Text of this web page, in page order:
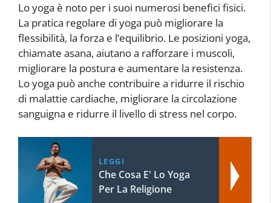
Lo yoga è noto per i suoi numerosi benefici fisici.
La pratica regolare di yoga può migliorare la
flessibilità, la forza e l’equilibrio. Le posizioni yoga,
chiamate asana, aiutano a rafforzare i muscoli,
migliorare la postura e aumentare la resistenza.
Lo yoga può anche contribuire a ridurre il rischio
di malattie cardiache, migliorare la circolazione
sanguigna e ridurre il livello di stress nel corpo.
LEGGI
Che Cosa E' Lo Yoga
Per La Religione